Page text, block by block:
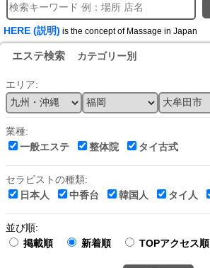
HERE (説明) is the concept of Massage in Japan
エステ検索 カテゴリー別
エリア:
業種:
一般エステ
整体院 タイ古式
セラピストの種類:
日本人
中香台 韓国人 タイ人
並び順:
掲載順
新着順 TOPアクセス順